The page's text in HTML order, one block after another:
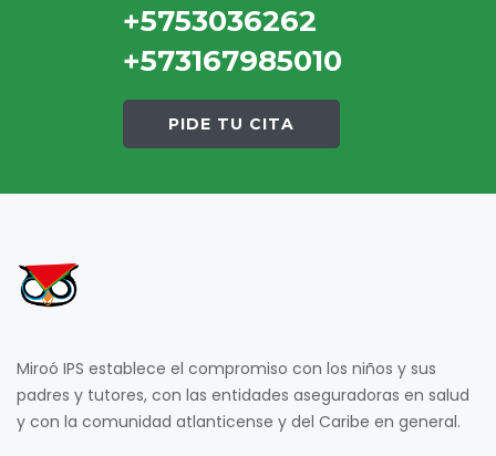
+5753036262
+573167985010
PIDE TU CITA
Miroó IPS establece el compromiso con los niños y sus
padres y tutores, con las entidades aseguradoras en salud
y con la comunidad atlanticense y del Caribe en general.